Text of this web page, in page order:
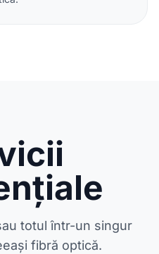
totul într-un singur
fibră optică.